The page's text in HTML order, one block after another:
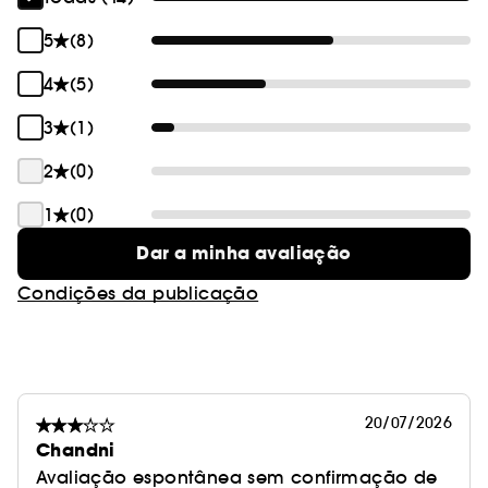
5
(8)
4
(5)
3
(1)
2
(0)
1
(0)
Dar a minha avaliação
Condições da publicação
20/07/2026
Chandni
Avaliação espontânea sem confirmação de